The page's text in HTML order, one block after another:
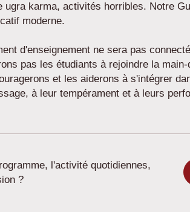
karma, activités horribles. Notre
moderne.
d'enseignement ne sera pas
pas les étudiants à rejoindre la
et les aiderons à s'intégrer
à leur tempérament et à leurs
l'activité quotidiennes,
?